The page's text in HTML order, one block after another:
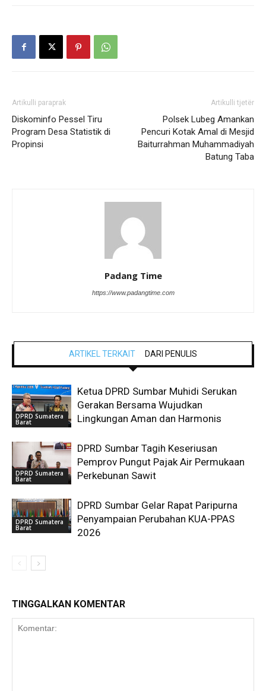
Artikulli paraprak
Diskominfo Pessel Tiru
Program Desa Statistik di
Propinsi
Artikulli tjetër
Polsek Lubeg Amankan
Pencuri Kotak Amal di Mesjid
Baiturrahman Muhammadiyah
Batung Taba
Padang Time
https://www.padangtime.com
ARTIKEL TERKAIT DARI PENULIS
DPRD Sumatera
Barat
Ketua DPRD Sumbar Muhidi Serukan
Gerakan Bersama Wujudkan
Lingkungan Aman dan Harmonis
DPRD Sumatera
Barat
DPRD Sumbar Tagih Keseriusan
Pemprov Pungut Pajak Air Permukaan
Perkebunan Sawit
DPRD Sumatera
Barat
DPRD Sumbar Gelar Rapat Paripurna
Penyampaian Perubahan KUA-PPAS
2026
TINGGALKAN KOMENTAR